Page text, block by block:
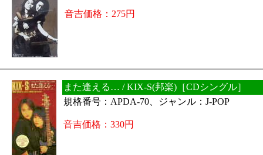
音吉価格：275円
また逢える… / KIX-S(邦楽)［CDシングル］
規格番号：APDA-70、ジャンル：J-POP
音吉価格：330円